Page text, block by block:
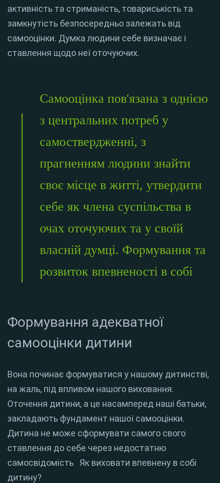
активність та стриманість, товариськість та
замкнутість безпосередньо залежать від
самооцінки. Думка людини себе визначає і
ставлення щодо неї оточуючих.
Самооцінка пов'язана з однією
з центральних потреб у
самоствердженні, з
прагненням людини знайти
своє місце в житті, утвердити
себе як члена суспільства в
очах оточуючих та у своїй
власній думці. Формування та
розвиток впевненості в собі
Формування адекватної
самооцінки дитини
Вона починає формуватися у нашому дитинстві,
на жаль, під впливом нашого виховання.
Оточення дитини, а це насамперед наші батьки,
закладають фундамент нашої самооцінки.
Дитина не може сформувати самого свого
ставлення до себе через недостатню
самосвідомість Як виховати впевнену в собі
дитину?